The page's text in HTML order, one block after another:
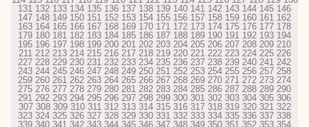
131 132 133 134 135 136 137 138 139 140 141 142 143 144 145 146
147 148 149 150 151 152 153 154 155 156 157 158 159 160 161 162
163 164 165 166 167 168 169 170 171 172 173 174 175 176 177 178
179 180 181 182 183 184 185 186 187 188 189 190 191 192 193 194
195 196 197 198 199 200 201 202 203 204 205 206 207 208 209 210
211 212 213 214 215 216 217 218 219 220 221 222 223 224 225 226
227 228 229 230 231 232 233 234 235 236 237 238 239 240 241 242
243 244 245 246 247 248 249 250 251 252 253 254 255 256 257 258
259 260 261 262 263 264 265 266 267 268 269 270 271 272 273 274
275 276 277 278 279 280 281 282 283 284 285 286 287 288 289 290
291 292 293 294 295 296 297 298 299 300 301 302 303 304 305 306
307 308 309 310 311 312 313 314 315 316 317 318 319 320 321 322
323 324 325 326 327 328 329 330 331 332 333 334 335 336 337 338
339 340 341 342 343 344 345 346 347 348 349 350 351 352 353 354